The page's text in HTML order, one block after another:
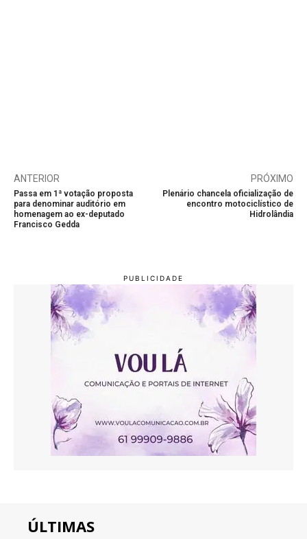
ANTERIOR
Passa em 1ª votação proposta
para denominar auditório em
homenagem ao ex-deputado
Francisco Gedda
PRÓXIMO
Plenário chancela oficialização de
encontro motociclístico de
Hidrolândia
ÚLTIMAS